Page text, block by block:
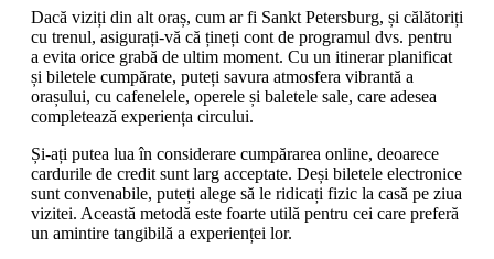
Dacă viziți din alt oraș, cum ar fi Sankt Petersburg, și călătoriți
cu trenul, asigurați-vă că țineți cont de programul dvs. pentru
a evita orice grabă de ultim moment. Cu un itinerar planificat
și biletele cumpărate, puteți savura atmosfera vibrantă a
orașului, cu cafenelele, operele și baletele sale, care adesea
completează experiența circului.
Și-ați putea lua în considerare cumpărarea online, deoarece
cardurile de credit sunt larg acceptate. Deși biletele electronice
sunt convenabile, puteți alege să le ridicați fizic la casă pe ziua
vizitei. Această metodă este foarte utilă pentru cei care preferă
un amintire tangibilă a experienței lor.